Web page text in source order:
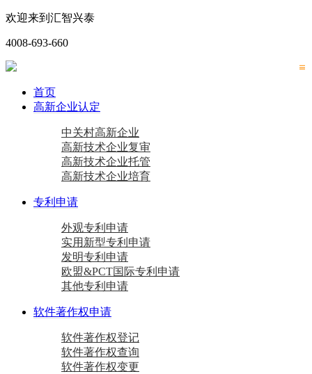
欢迎来到汇智兴泰
4008-693-660
首页
高新企业认定
中关村高新企业
高新技术企业复审
高新技术企业托管
高新技术企业培育
专利申请
外观专利申请
实用新型专利申请
发明专利申请
欧盟&PCT国际专利申请
其他专利申请
软件著作权申请
软件著作权登记
软件著作权查询
软件著作权变更